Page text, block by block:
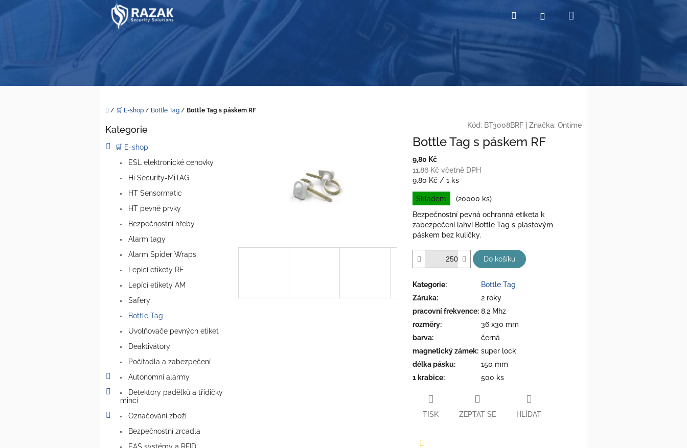
Hledat PřihlášeníNákupní
košík
Domů
/ 🛒 E-shop / Bottle Tag / Bottle Tag s páskem RF
Přeskočit
Kategorie
🛒 E-shop
ESL elektronické cenovky
Hi Security-MiTAG
HT Sensormatic
HT pevné prvky
Bezpečnostní hřeby
Alarm tagy
Alarm Spider Wraps
Lepící etikety RF
Lepící etikety AM
Safery
Bottle Tag
Uvolňovače pevných etiket
Deaktivátory
Počítadla a zabezpečení
Autonomní alarmy
Detektory padělků a třídičky
mincí
Označování zboží
Bezpečnostní zrcadla
Kód: BT3008BRF Značka: Ontime
Bottle Tag s páskem RF
9,80 Kč
11,86 Kč včetně DPH
Měrná
cena:
9,80 Kč / 1 ks
Skladem
(20000 ks)
Bezpečnostní pevná ochranná etiketa k
zabezpečení lahví Bottle Tag s plastovým
páskem bez kuličky.
Do košíku
Kategorie:
Bottle Tag
Záruka:
2 roky
pracovní frekvence: 8,2 Mhz
rozměry:
36 x30 mm
barva:
černá
magnetický zámek: super lock
délka pásku:
150 mm
1 krabice: 500 ks
TISK ZEPTAT SE HLÍDAT